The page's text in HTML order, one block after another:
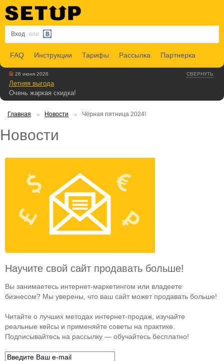
Вход или
FAQ Инструкции Тарифы Рассылка Партнерка
СВЕРНУТЬ
26 июня 2026
Летняя выгода
Очень жаркая скидка!
Главная Новости Чёрная пятница 2024!
Новости
Научите свой сайт продавать больше!
Вы занимаетесь интернет-маркетингом или владеете
бизнесом? Мы уверены, что ваш сайт может продавать больше!
Читайте о лучших методах интернет-продаж, изучайте
реальные кейсы и применяйте советы на практике.
Подписывайтесь на рассылку — обучайтесь бесплатно!